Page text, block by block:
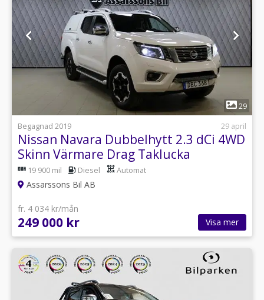
1
29
Begagnad 2019
29 april
Nissan Navara Dubbelhytt 2.3 dCi 4WD
Skinn Värmare Drag Taklucka
19 900 mil Diesel Automat
Assarssons Bil AB
fr. 4 034 kr/mån
249 000 kr Visa mer